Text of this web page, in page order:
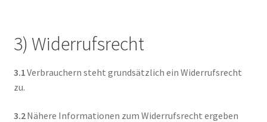
3) Widerrufsrecht
3.1Verbrauchern steht grundsätzlich ein Widerrufsrecht
zu.
3.2Nähere Informationen zum Widerrufsrecht ergeben